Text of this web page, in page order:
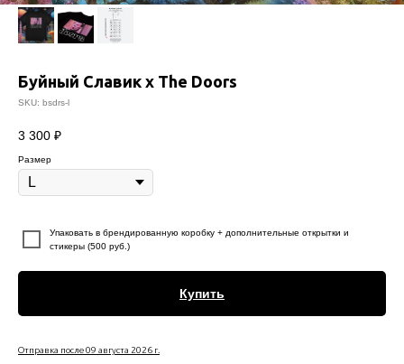
Буйный Славик х The Doors
SKU: bsdrs-l
3 300 ₽
Размер
Упаковать в брендированную коробку + дополнительные открытки и
стикеры (500 руб.)
Купить
Отправка после 09 августа 2026 г.